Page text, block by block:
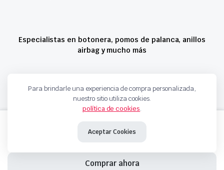
Añadir al carrito
Comprar ahora
Especialistas en botonera, pomos de palanca, anillos
airbag y mucho más
Copyright 2024 © Motorche Autoparts. Todos los derechos reservados
Para brindarle una experiencia de compra personalizada,
nuestro sitio utiliza cookies.
política de cookies.
Aceptar Cookies